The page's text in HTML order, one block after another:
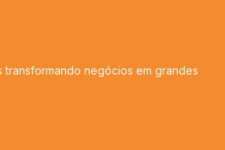
transformando negócios em grandes